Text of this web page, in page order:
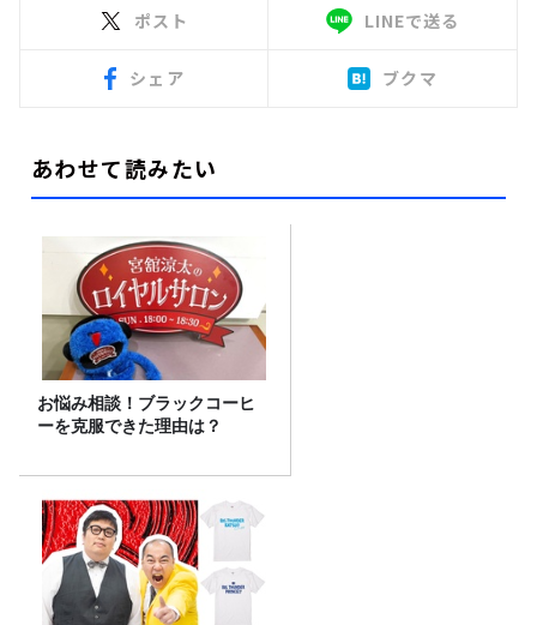
ポスト LINEで送る
シェア ブクマ
あわせて読みたい
お悩み相談！ブラックコーヒ
ーを克服できた理由は？